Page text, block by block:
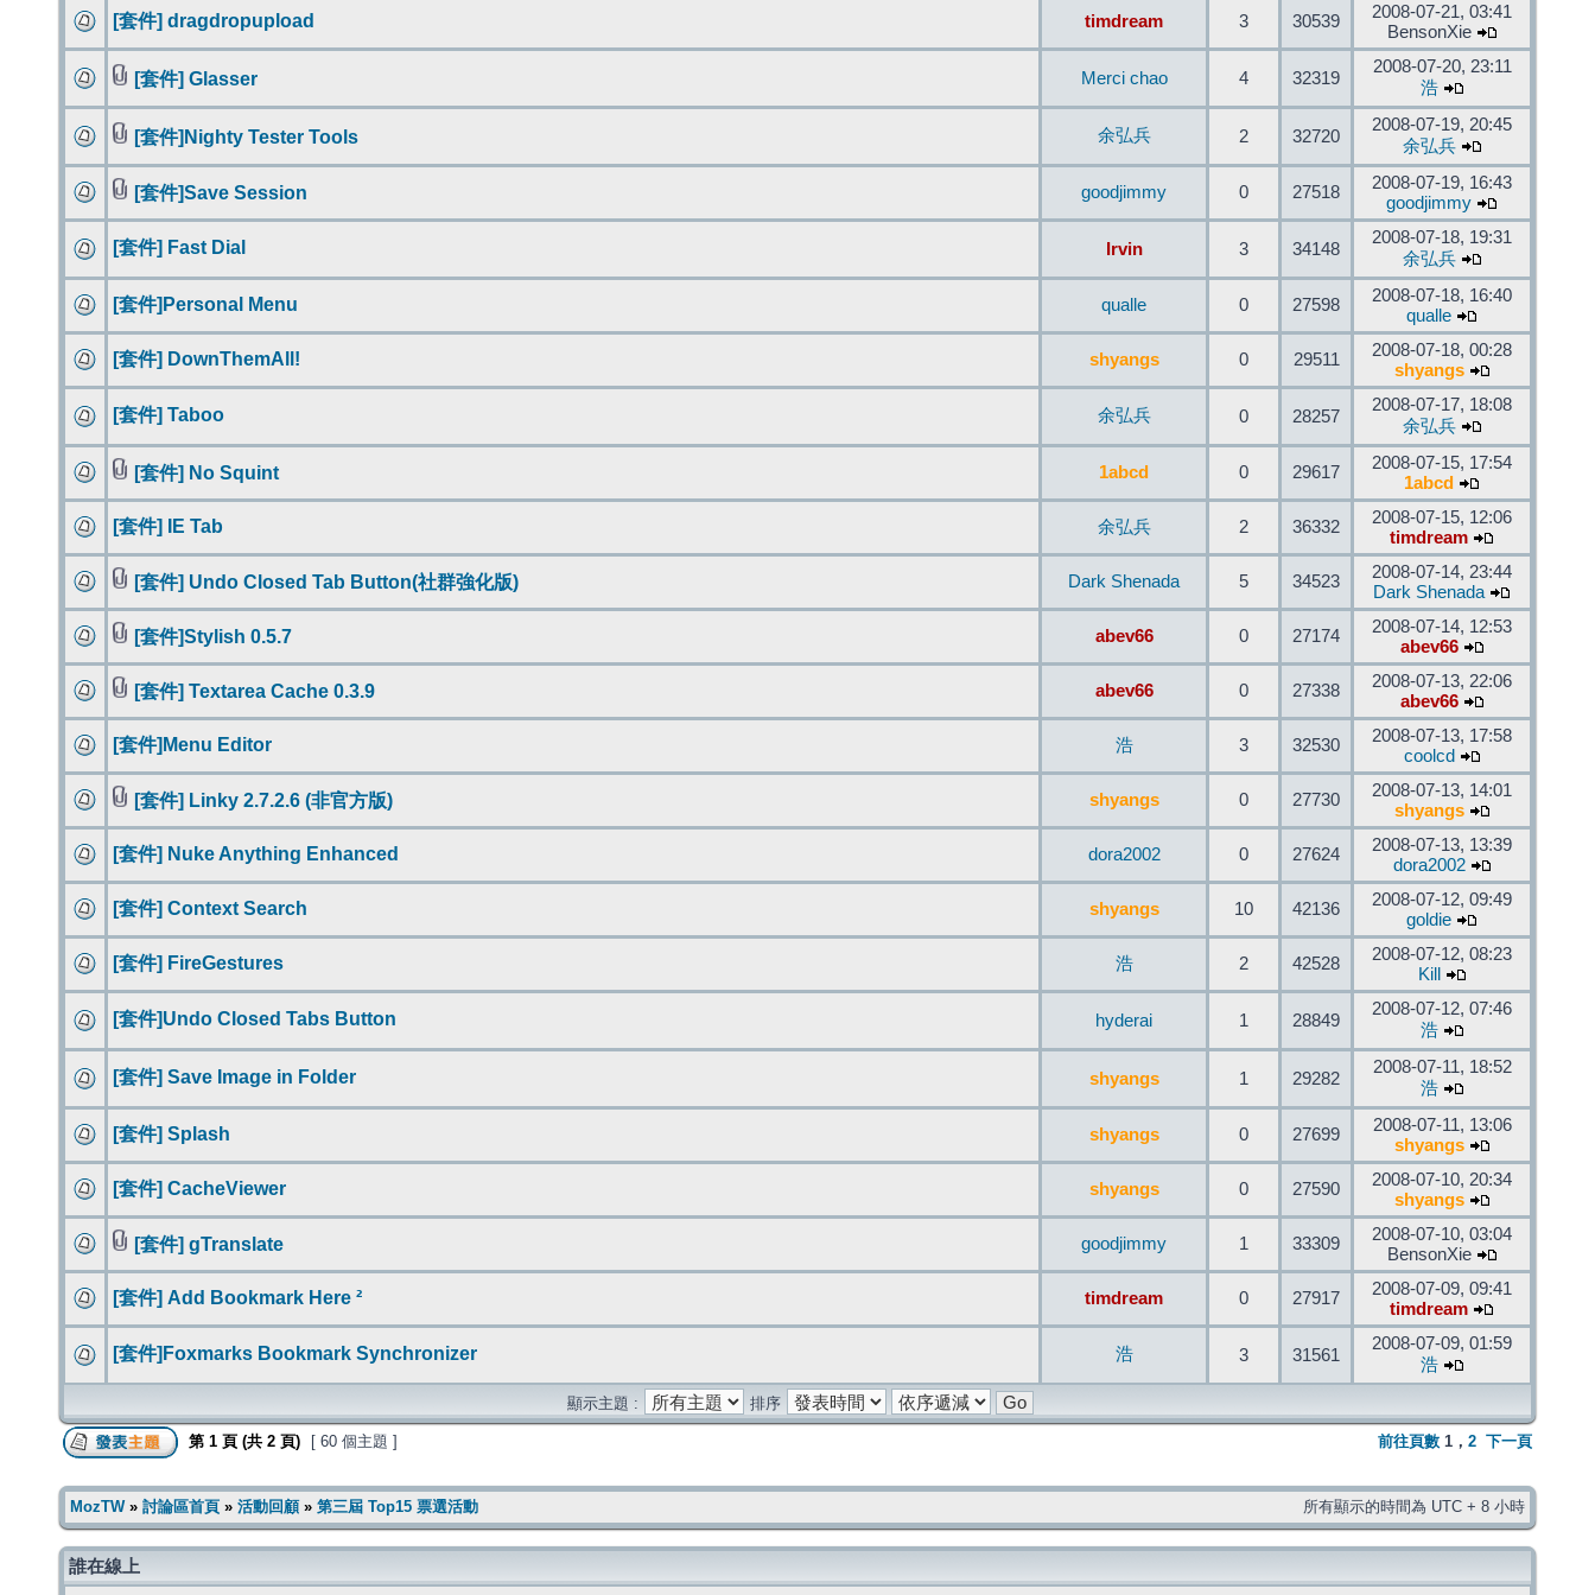
[套件] dragdropupload timdream 3 30539
2008-07-21, 03:41
BensonXie
[套件] Glasser Merci chao 4 32319
2008-07-20, 23:11
浩
[套件]Nighty Tester Tools 余弘兵 2 32720
2008-07-19, 20:45
余弘兵
[套件]Save Session goodjimmy 0 27518
2008-07-19, 16:43
goodjimmy
[套件] Fast Dial Irvin 3 34148
2008-07-18, 19:31
余弘兵
[套件]Personal Menu qualle 0 27598
2008-07-18, 16:40
qualle
[套件] DownThemAll! shyangs 0 29511
2008-07-18, 00:28
shyangs
[套件] Taboo 余弘兵 0 28257
2008-07-17, 18:08
余弘兵
[套件] No Squint 1abcd 0 29617
2008-07-15, 17:54
1abcd
[套件] IE Tab 余弘兵 2 36332
2008-07-15, 12:06
timdream
[套件] Undo Closed Tab Button(社群強化版) Dark Shenada 5 34523
2008-07-14, 23:44
Dark Shenada
[套件]Stylish 0.5.7 abev66 0 27174
2008-07-14, 12:53
abev66
[套件] Textarea Cache 0.3.9 abev66 0 27338
2008-07-13, 22:06
abev66
[套件]Menu Editor 浩 3 32530
2008-07-13, 17:58
coolcd
[套件] Linky 2.7.2.6 (非官方版) shyangs 0 27730
2008-07-13, 14:01
shyangs
[套件] Nuke Anything Enhanced dora2002 0 27624
2008-07-13, 13:39
dora2002
[套件] Context Search shyangs 10 42136
2008-07-12, 09:49
goldie
[套件] FireGestures 浩 2 42528
2008-07-12, 08:23
Kill
[套件]Undo Closed Tabs Button hyderai 1 28849
2008-07-12, 07:46
浩
[套件] Save Image in Folder shyangs 1 29282
2008-07-11, 18:52
浩
[套件] Splash shyangs 0 27699
2008-07-11, 13:06
shyangs
[套件] CacheViewer shyangs 0 27590
2008-07-10, 20:34
shyangs
[套件] gTranslate goodjimmy 1 33309
2008-07-10, 03:04
BensonXie
[套件] Add Bookmark Here ² timdream 0 27917
2008-07-09, 09:41
timdream
[套件]Foxmarks Bookmark Synchronizer 浩 3 31561
2008-07-09, 01:59
浩
顯示主題 : 排序
第 1 頁 (共 2 頁) [ 60 個主題 ] 前往頁數 1 ， 2 下一頁
MozTW» 討論區首頁 » 活動回顧» 第三屆 Top15 票選活動 所有顯示的時間為 UTC + 8 小時
誰在線上